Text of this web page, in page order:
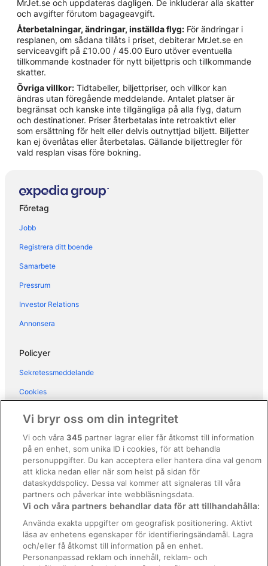
Hotell i Calusco d'Adda
Hotell i Castelli Calepio
Hotell i Cavenago di Brianza
Hotell i Cavernago
Hotell i Chiari
Hotell i Gorle
Hotell i Grassobbio
Hotell i Iseo
Hotell i Levate
Hotell i Orio al Serio
Hotell i Ornago
Hotell i Palazzolo sull'Oglio
Hotell i Paratico
Hotell i Pozzuolo Martesana
Hotell i Romano di Lombardia
Hotell i Rota d'Imagna
Hotell i San Pellegrino Terme
Hotell i Scullera
Hotell i Selvino
Hotell i Stezzano
Hotell i Torbiato di Adro
Hotell i Verdellino
Hotell i Vigano San Martino
Hotell i Vimercate
Hotell i Zambla Alta
Lägenheter i Iseo
MrJet.se och uppdateras dagligen. De inkluderar alla skatter
och avgifter förutom bagageavgift.
Återbetalningar, ändringar, inställda flyg: För ändringar i
resplanen, om sådana tillåts i priset, debiterar MrJet.se en
serviceavgift på £10.00 / 45.00 Euro utöver eventuella
tillkommande kostnader för nytt biljettpris och tillkommande
skatter.
Övriga villkor: Tidtabeller, biljettpriser, och villkor kan
ändras utan föregående meddelande. Antalet platser är
begränsat och kanske inte tillgängliga på alla flyg, datum
och destinationer. Priser återbetalas inte retroaktivt eller
som ersättning för helt eller delvis outnyttjad biljett. Biljetter
kan ej överlåtas eller återbetalas. Gällande biljettregler för
vald resplan visas före bokning.
Företag
Jobb
Registrera ditt boende
Samarbete
Pressrum
Investor Relations
Annonsera
Policyer
Sekretessmeddelande
Cookies
Regler och villkor för Vrbo
Tillgänglighetsanpassning
Juridisk information/Kontakta oss
Riktlinjer för innehåll och anmäla innehåll
Hjälp
Kontakta oss
Vi bryr oss om din integritet
Vi och våra345 partner lagrar eller får åtkomst till information
på en enhet, som unika ID i cookies, för att behandla
personuppgifter. Du kan acceptera eller hantera dina val genom
att klicka nedan eller när som helst på sidan för
dataskyddspolicy. Dessa val kommer att signaleras till våra
partners och påverkar inte webbläsningsdata.
Vi och våra partners behandlar data för att tillhandahålla:
Använda exakta uppgifter om geografisk positionering. Aktivt
läsa av enhetens egenskaper för identifieringsändamål. Lagra
och/eller få åtkomst till information på en enhet.
Personanpassad reklam och innehåll, reklam- och